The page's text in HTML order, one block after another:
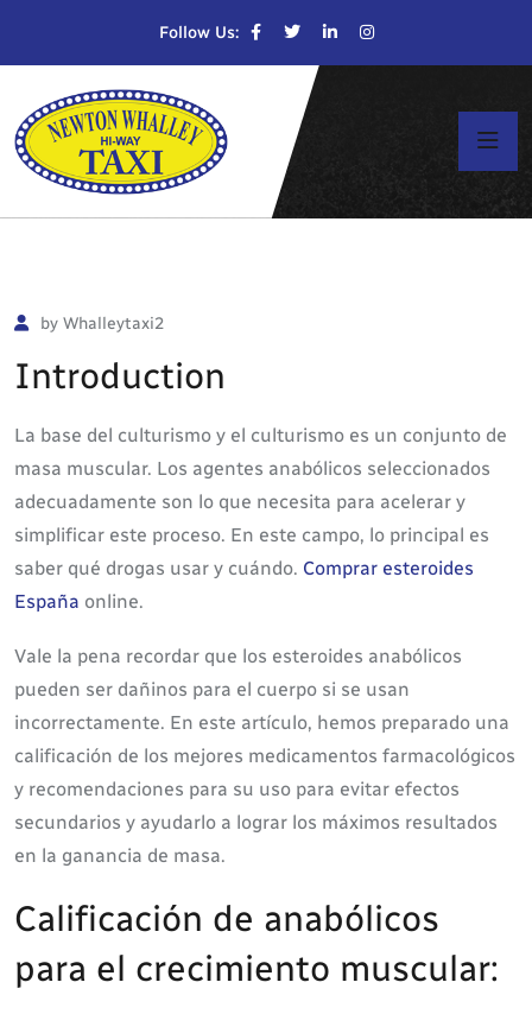
Follow Us:
by Whalleytaxi2
Introduction
La base del culturismo y el culturismo es un conjunto de
masa muscular. Los agentes anabólicos seleccionados
adecuadamente son lo que necesita para acelerar y
simplificar este proceso. En este campo, lo principal es
saber qué drogas usar y cuándo. Comprar esteroides
España online.
Vale la pena recordar que los esteroides anabólicos
pueden ser dañinos para el cuerpo si se usan
incorrectamente. En este artículo, hemos preparado una
calificación de los mejores medicamentos farmacológicos
y recomendaciones para su uso para evitar efectos
secundarios y ayudarlo a lograr los máximos resultados
en la ganancia de masa.
Calificación de anabólicos
para el crecimiento muscular: